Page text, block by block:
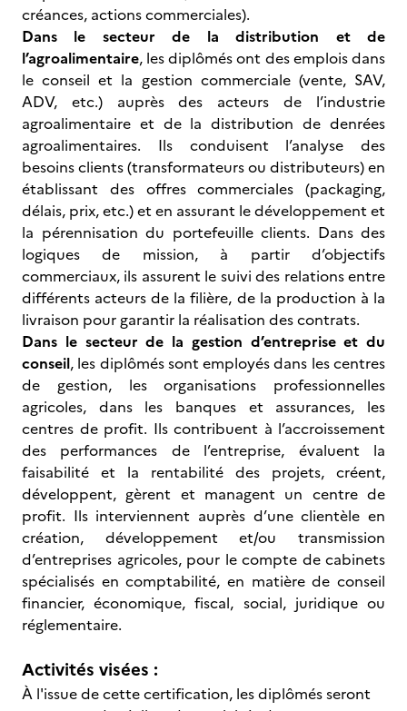
créances, actions commerciales).
Dans le secteur de la distribution et de
l’agroalimentaire, les diplômés ont des emplois dans
le conseil et la gestion commerciale (vente, SAV,
ADV, etc.) auprès des acteurs de l’industrie
agroalimentaire et de la distribution de denrées
agroalimentaires. Ils conduisent l’analyse des
besoins clients (transformateurs ou distributeurs) en
établissant des offres commerciales (packaging,
délais, prix, etc.) et en assurant le développement et
la pérennisation du portefeuille clients. Dans des
logiques de mission, à partir d’objectifs
commerciaux, ils assurent le suivi des relations entre
différents acteurs de la filière, de la production à la
livraison pour garantir la réalisation des contrats.
Dans le secteur de la gestion d’entreprise et du
conseil, les diplômés sont employés dans les centres
de gestion, les organisations professionnelles
agricoles, dans les banques et assurances, les
centres de profit. Ils contribuent à l’accroissement
des performances de l’entreprise, évaluent la
faisabilité et la rentabilité des projets, créent,
développent, gèrent et managent un centre de
profit. Ils interviennent auprès d’une clientèle en
création, développement et/ou transmission
d’entreprises agricoles, pour le compte de cabinets
spécialisés en comptabilité, en matière de conseil
financier, économique, fiscal, social, juridique ou
réglementaire.
Activités visées :
À l'issue de cette certification, les diplômés seront